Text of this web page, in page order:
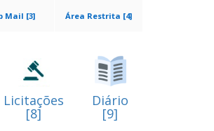
Área Restrita [4]
Mail [3]
Licitações
[8]
Diário
[9]